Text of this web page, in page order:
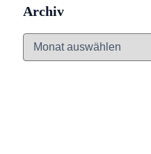
Archiv